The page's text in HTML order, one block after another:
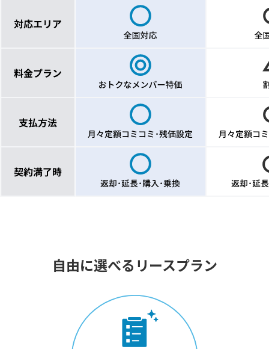
自由に選べるリースプラン